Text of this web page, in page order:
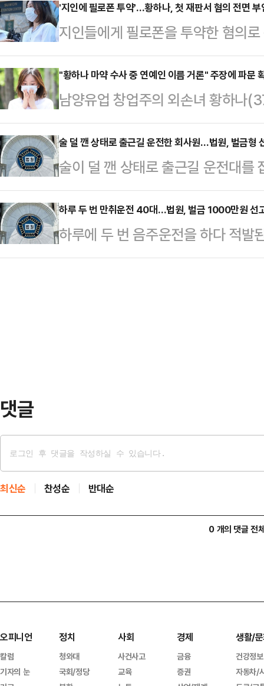
다.유재성 경찰청장 직무대행은 2
담 수사 인력을 편성해 집중 수사 중
능성에 대해 경찰은 “관련성이 확
예정”이라고 밝혔다.박왕열과 버닝
다. 황하나는 과거 박왕열 조직으로
당시 버닝썬의 주요 고객…
'지인에 필로폰 투약'…황하나, 첫 재판서 혐의 전면 부
지인들에게 필로폰을 투약한 혐의
하나(37)씨가 첫 재판에서 혐의를
단독 박준섭 부장판사는 17일 황씨
첫 공판기일을 열었다. 황씨는 이
씨는 2023년 7월 서울 강남구 한
을 적극적으로 권유하면서 실제로
황씨는 공범 중 1명에 대한 경찰의
국했다. 이 사건으로 여…
"황하나 마약 수사 중 연예인 이름 거론" 주장에 파문
남양유업 창업주의 외손녀 황하나
재판에 넘겨진 가운데, 수사 과정에
제기되면서 파장이 일고있다.황하
이 시작되자 다음 날 곧바로 태국으
여권을 무효화하고 인터폴에 청색
않았으며, 태국에서 캄보디아로 밀
장기간 도피 끝에 황하나는 지난해
천경찰서로 압송돼 조사받았…
술 덜 깬 상태로 출근길 운전한 회사원…법원, 벌금형
술이 덜 깬 상태로 출근길 운전대를
금형을 선고했다.5일 법조계에 따
는 도로교통법 위반 혐의로 재판
선고했다고 이날 밝혔다.A씨는 올
태로 18㎞가량을 운전하다가 경남
하루 두 번 만취운전 40대…법원, 벌금 1000만원 선
하루에 두 번 음주운전을 하다 적
법원이 벌금형을 선고했다.4일 법
댓글
최신순 찬성순 반대순
0 개의 댓글 전
오피니언
칼럼
기자의 눈
정치
청와대
국회/정당
사회
사건사고
교육
경제
금융
증권
생활/
건강정보
자동차/